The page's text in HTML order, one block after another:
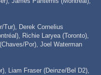
Tur), Derek Cornelius
Richie Laryea (Toronto),
Por), Joel Waterman
Liam Fraser (Deinze/Bel D2),